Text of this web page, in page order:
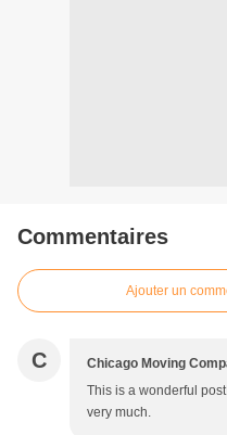
Commentaires
Ajouter un
C Chicago Moving
This is a wonderful
very much.